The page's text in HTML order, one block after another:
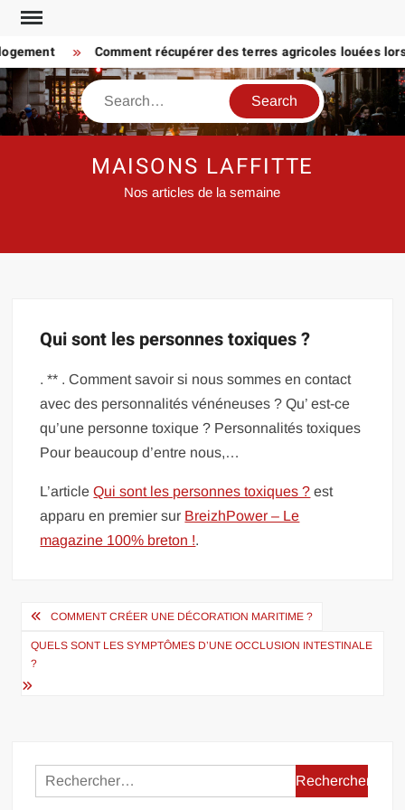
Skip
content
Comment récupérer des terres agricoles louées
Search
MAISONS LAFFITTE
Nos articles de la semaine
Qui sont les personnes toxiques ?
. ** . Comment savoir si nous sommes en contact
avec des personnalités vénéneuses ? Qu’ est-ce
qu’une personne toxique ? Personnalités toxiques
Pour beaucoup d’entre nous,…
L’articleQui sont les personnes toxiques ? est
apparu en premier sur BreizhPower – Le
magazine 100% breton !.
Navigation
de
l’article
COMMENT CRÉER UNE DÉCORATION MARITIME ?
QUELS SONT LES SYMPTÔMES D’UNE OCCLUSION INTESTINALE
?
Rechercher :